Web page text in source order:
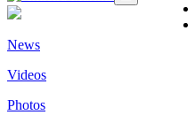
News
Videos
Photos